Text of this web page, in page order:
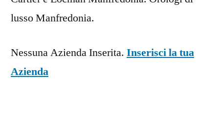
lusso Manfredonia.
Nessuna Azienda Inserita. Inserisci la tua
Azienda